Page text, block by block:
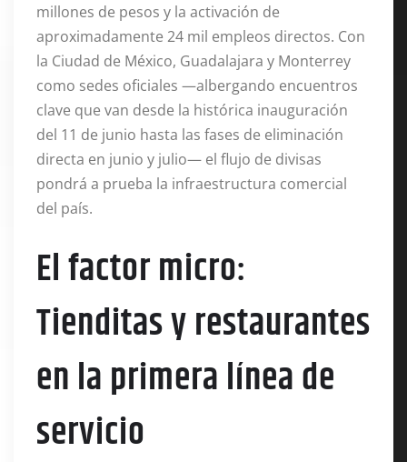
millones de pesos y la activación de
aproximadamente 24 mil empleos directos. Con
la Ciudad de México, Guadalajara y Monterrey
como sedes oficiales —albergando encuentros
clave que van desde la histórica inauguración
del 11 de junio hasta las fases de eliminación
directa en junio y julio— el flujo de divisas
pondrá a prueba la infraestructura comercial
del país.
El factor micro:
Tienditas y restaurantes
en la primera línea de
servicio